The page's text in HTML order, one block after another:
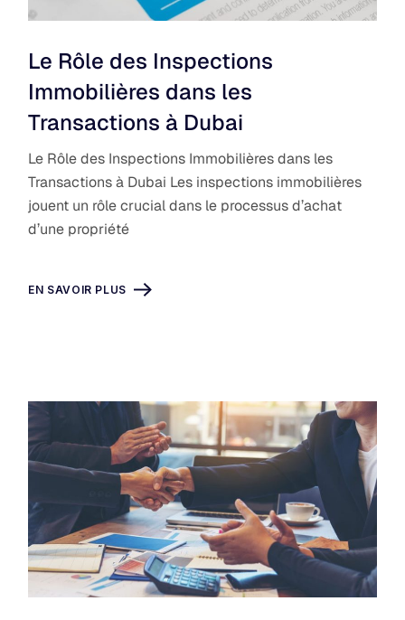
Le Rôle des Inspections
Immobilières dans les
Transactions à Dubai
Le Rôle des Inspections Immobilières dans les
Transactions à Dubai Les inspections immobilières
jouent un rôle crucial dans le processus d’achat
d’une propriété
EN SAVOIR PLUS